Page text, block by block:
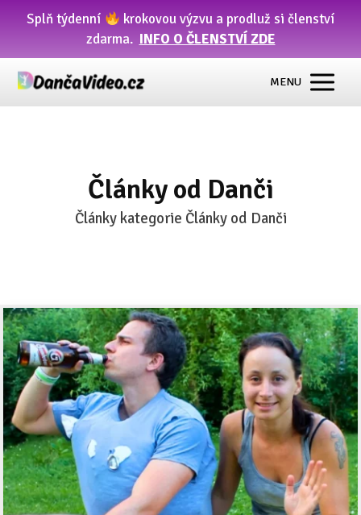
Splň týdenní
krokovou výzvu a prodluž si členství
zdarma. INFO O ČLENSTVÍ ZDE
MENU
Články od Danči
Články kategorie Články od Danči